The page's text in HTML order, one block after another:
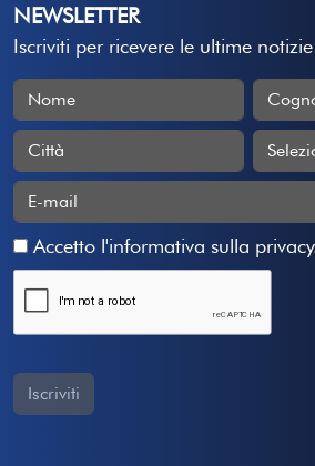
NEWSLETTER
Iscriviti per ricevere le ultime notizie
Accetto l'informativa sulla privacy
Iscriviti